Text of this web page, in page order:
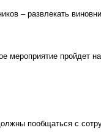
– развлекать
мероприятие пройдет
пообщаться с